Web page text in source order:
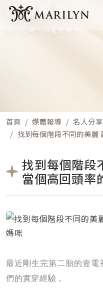
媒體報導
分寸之間，決定完美。
首頁 媒體報導
名人分享
找到每個階段不同的美麗
找到每個階段
當個高回頭率
最近剛生完第二胎的壹電
們的實穿經驗 ,